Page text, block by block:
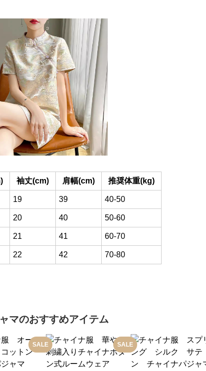
袖丈(cm) 肩幅(cm) 推奨体重(kg)
19 39 40-50
20 40 50-60
21 41 60-70
22 42 70-80
マのおすすめアイテム
SALE SALE